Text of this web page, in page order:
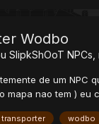
Wodbo
SlipkShOoT
de um
mapa nao tem ) eu
transporter wodbo